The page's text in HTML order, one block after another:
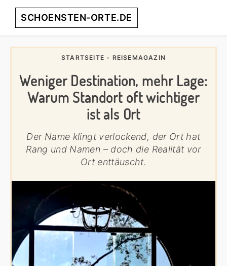
Skip
navigation
Skip
content
Skip
sidebar
Skip
SCHOENSTEN-ORTE.DE
Orte
weltweit!
STARTSEITE » REISEMAGAZIN
Weniger Destination, mehr Lage:
Warum Standort oft wichtiger
ist als Ort
Der Name klingt verlockend, der Ort hat
Rang und Namen – doch die Realität vor
Ort enttäuscht.